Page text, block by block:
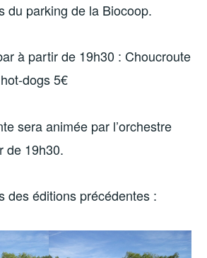
du parking de la Biocoop.
à partir de 19h30 : Choucroute
dogs 5€
sera animée par l’orchestre
de 19h30.
des éditions précédentes :